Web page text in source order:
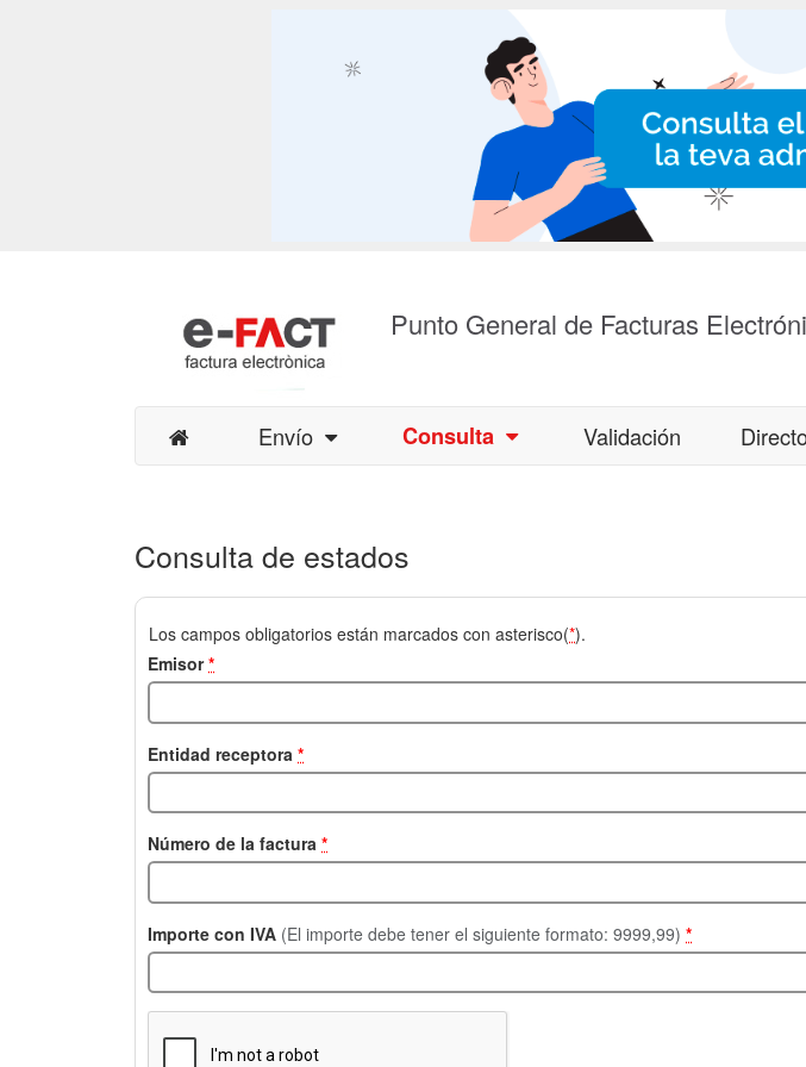
Punto General de Facturas
Envío Consulta Validación
Consulta de estados
Los campos obligatorios están marcados con asterisco(*).
Emisor*
Entidad receptora *
Número de la factura *
Importe con IVA (El importe debe tener el siguiente formato: 9999,99) *